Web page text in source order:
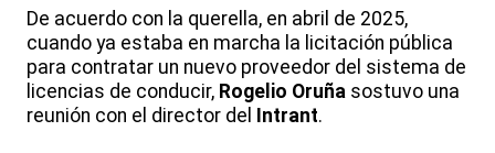
De acuerdo con la querella, en abril de 2025,
cuando ya estaba en marcha la licitación pública
para contratar un nuevo proveedor del sistema de
licencias de conducir, Rogelio Oruña sostuvo una
reunión con el director del Intrant.